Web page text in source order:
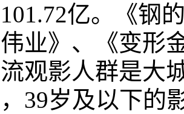
亿。《钢
伟业》、《变形
观影人群是大
39岁及以下的